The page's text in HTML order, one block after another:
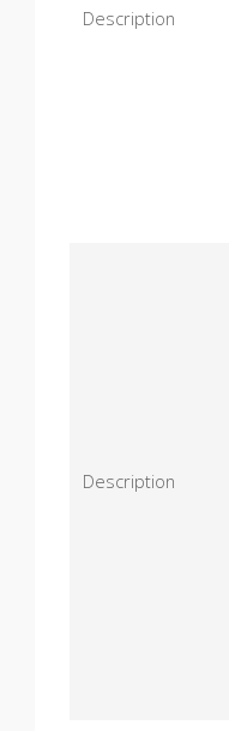
Description
Description